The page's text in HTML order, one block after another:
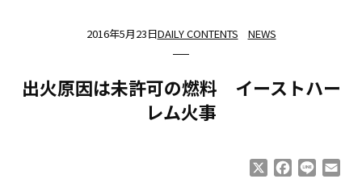
2016年5月23日DAILY CONTENTS NEWS
出火原因は未許可の燃料 イーストハー
レム火事
Facebook
Line